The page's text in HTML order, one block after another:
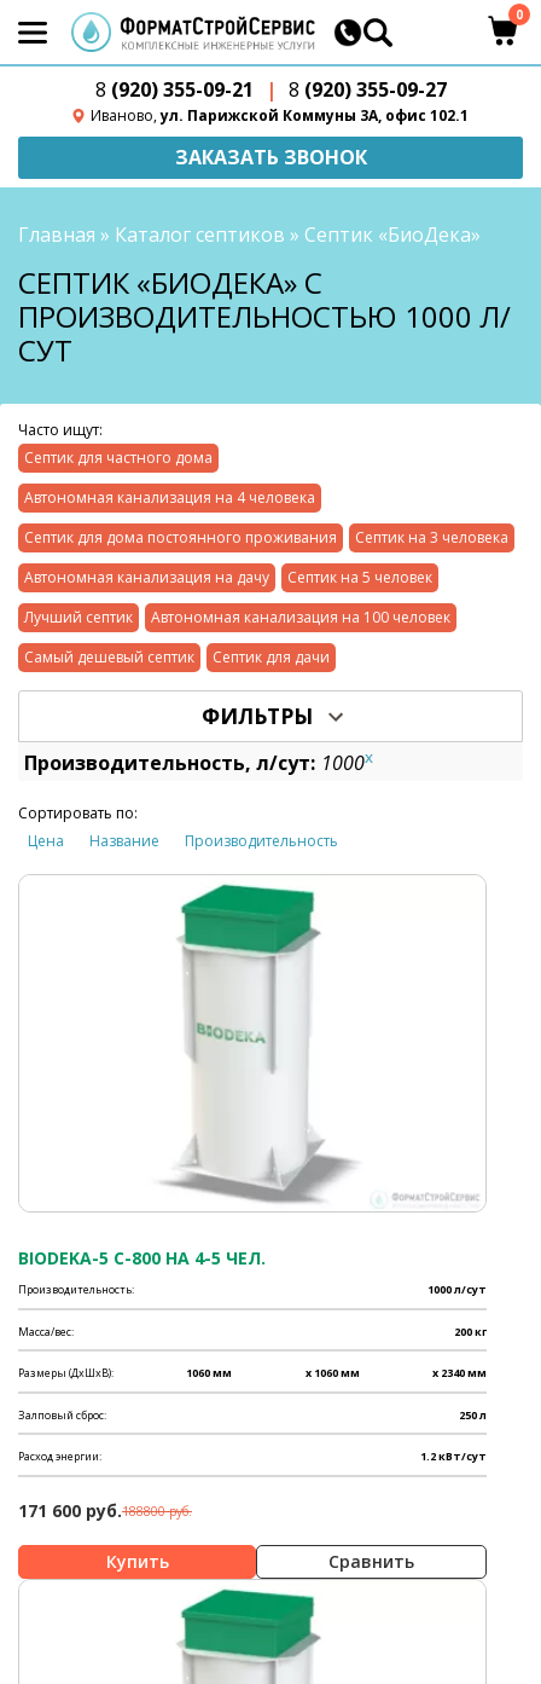
8 (920) 355-09-21 | 8 (920) 355-09-27
Иваново,ул. Парижской Коммуны 3А, офис 102.1
0
ЗАКАЗАТЬ ЗВОНОК
Главная » Каталог септиков » Септик «БиоДека»
СЕПТИК «БИОДЕКА» С
ПРОИЗВОДИТЕЛЬНОСТЬЮ 1000 Л/
СУТ
Часто ищут:
Септик для частного дома
Автономная канализация на 4 человека
Септик для дома постоянного проживания
Септик на 3 человека
Автономная канализация на дачу
Септик на 5 человек
Лучший септик
Автономная канализация на 100 человек
Самый дешевый септик
Септик для дачи
ФИЛЬТРЫ
Производительность, л/сут: 1000x
Сортировать по:
Цена
Название Производительность
BIODEKA-5 C-800 НА 4-5 ЧЕЛ.
Производительность: 1000 л/сут
Масса/вес: 200 кг
Размеры (ДхШхВ): 1060 мм x 1060 мм x 2340 мм
Залповый сброс: 250 л
Расход энергии: 1.2 кВт/сут
171 600 руб.188800 руб.
Сравнить